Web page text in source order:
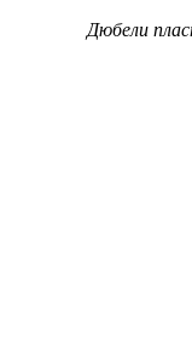
Дюбели